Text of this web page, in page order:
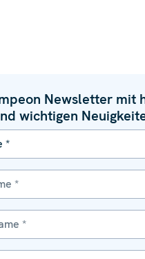
Newsletter mit
wichtigen